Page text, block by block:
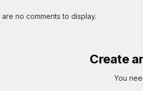
no comments to display.
Create
You